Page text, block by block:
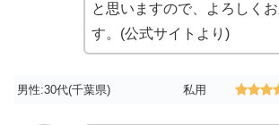
と思いますので、よろしく
す。(公式サイトより)
男性:30代(千葉県) 私用